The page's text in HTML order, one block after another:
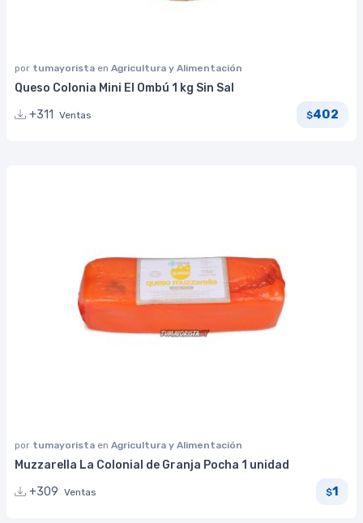
por tumayorista en Agricultura y Alimentación
Queso Colonia Mini El Ombú 1 kg Sin Sal
+311
Ventas $402
por tumayorista en Agricultura y Alimentación
Muzzarella La Colonial de Granja Pocha 1 unidad
+309 Ventas $1